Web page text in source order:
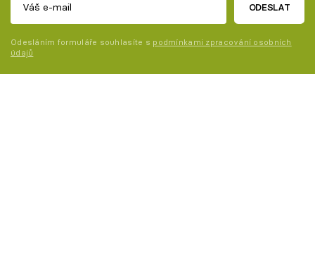
ODESLAT
Odesláním formuláře souhlasíte s podmínkami zpracování osobních
údajů